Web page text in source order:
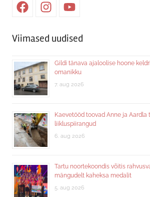
FacebookInstagramYoutube
Viimased uudised
Gildi tänava ajaloolise hoone
omanikku
7. aug 2026
Kaevetööd toovad Anne ja Aardla
liikluspiirangud
6. aug 2026
Tartu noortekoondis võitis
mängudelt kaheksa medalit
5. aug 2026